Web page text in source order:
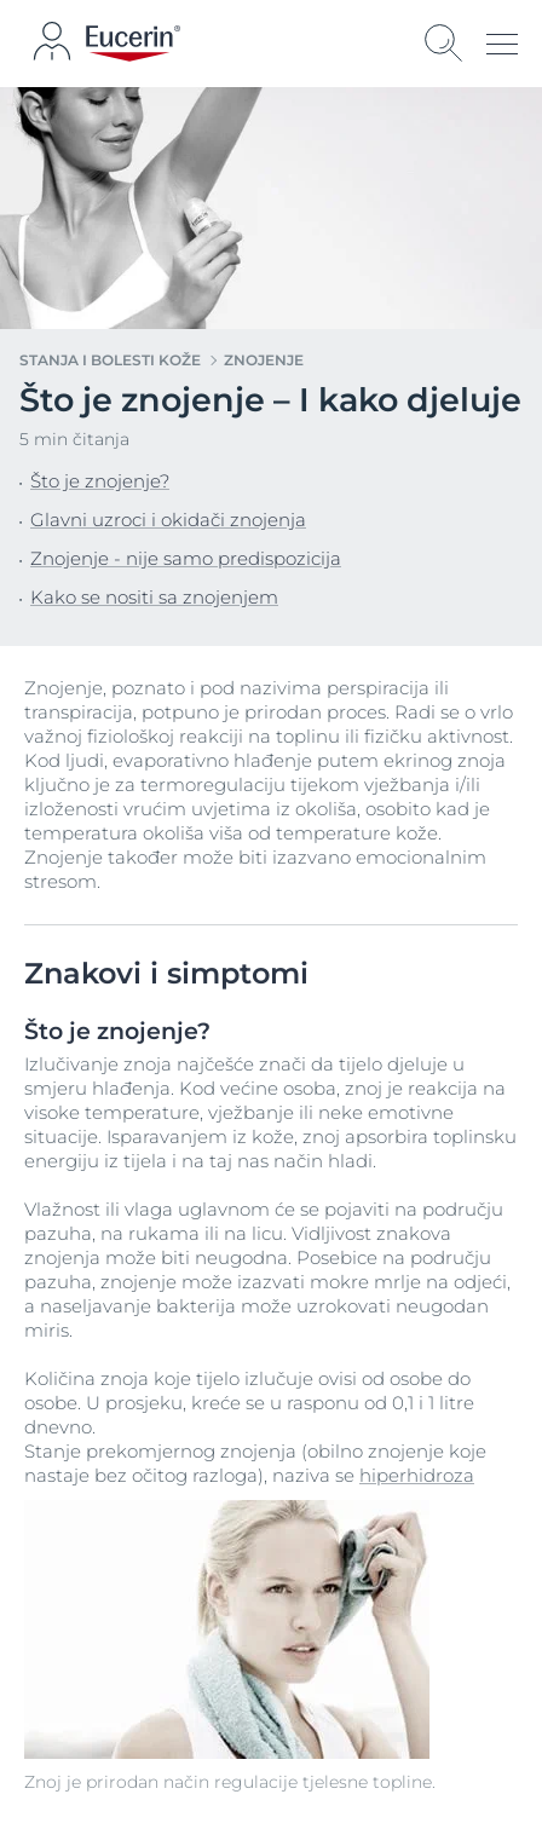
STANJA I BOLESTI KOŽE ZNOJENJE
Što je znojenje – I kako djeluje
5 min čitanja
Što je znojenje?
Glavni uzroci i okidači znojenja
Znojenje - nije samo predispozicija
Kako se nositi sa znojenjem
Znojenje, poznato i pod nazivima perspiracija ili
transpiracija, potpuno je prirodan proces. Radi se o vrlo
važnoj fiziološkoj reakciji na toplinu ili fizičku aktivnost.
Kod ljudi, evaporativno hlađenje putem ekrinog znoja
ključno je za termoregulaciju tijekom vježbanja i/ili
izloženosti vrućim uvjetima iz okoliša, osobito kad je
temperatura okoliša viša od temperature kože.
Znojenje također može biti izazvano emocionalnim
stresom.
Znakovi i simptomi
Što je znojenje?
Izlučivanje znoja najčešće znači da tijelo djeluje u
smjeru hlađenja. Kod većine osoba, znoj je reakcija na
visoke temperature, vježbanje ili neke emotivne
situacije. Isparavanjem iz kože, znoj apsorbira toplinsku
energiju iz tijela i na taj nas način hladi.
Znoj je prirodan način regulacije tjelesne topline.
Vlažnost ili vlaga uglavnom će se pojaviti na području
pazuha, na rukama ili na licu. Vidljivost znakova
znojenja može biti neugodna. Posebice na području
pazuha, znojenje može izazvati mokre mrlje na odjeći,
a naseljavanje bakterija može uzrokovati neugodan
miris.
Količina znoja koje tijelo izlučuje ovisi od osobe do
osobe. U prosjeku, kreće se u rasponu od 0,1 i 1 litre
dnevno.
Stanje prekomjernog znojenja (obilno znojenje koje
nastaje bez očitog razloga), naziva se hiperhidroza